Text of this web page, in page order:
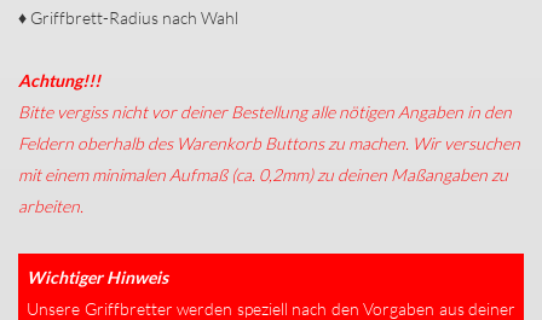
♦ Griffbrett-Radius nach Wahl
Achtung!!!
Bitte vergiss nicht vor deiner Bestellung alle nötigen Angaben in den
Feldern oberhalb des Warenkorb Buttons zu machen. Wir versuchen
mit einem minimalen Aufmaß (ca. 0,2mm) zu deinen Maßangaben zu
arbeiten.
Wichtiger Hinweis
Unsere Griffbretter werden speziell nach den Vorgaben aus deiner